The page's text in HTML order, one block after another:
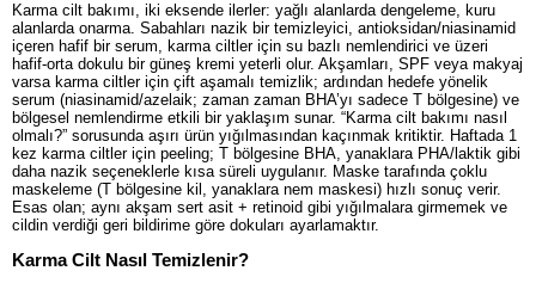
Karma cilt bakımı, iki eksende ilerler: yağlı alanlarda dengeleme, kuru
alanlarda onarma. Sabahları nazik bir temizleyici, antioksidan/niasinamid
içeren hafif bir serum, karma ciltler için su bazlı nemlendirici ve üzeri
hafif-orta dokulu bir güneş kremi yeterli olur. Akşamları, SPF veya makyaj
varsa karma ciltler için çift aşamalı temizlik; ardından hedefe yönelik
serum (niasinamid/azelaik; zaman zaman BHA’yı sadece T bölgesine) ve
bölgesel nemlendirme etkili bir yaklaşım sunar. “Karma cilt bakımı nasıl
olmalı?” sorusunda aşırı ürün yığılmasından kaçınmak kritiktir. Haftada 1
kez karma ciltler için peeling; T bölgesine BHA, yanaklara PHA/laktik gibi
daha nazik seçeneklerle kısa süreli uygulanır. Maske tarafında çoklu
maskeleme (T bölgesine kil, yanaklara nem maskesi) hızlı sonuç verir.
Esas olan; aynı akşam sert asit + retinoid gibi yığılmalara girmemek ve
cildin verdiği geri bildirime göre dokuları ayarlamaktır.
Karma Cilt Nasıl Temizlenir?